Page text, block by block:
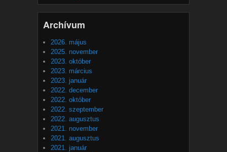
Archívum
2026. május
2025. november
2023. október
2023. március
2023. január
2022. december
2022. október
2022. szeptember
2022. augusztus
2021. november
2021. augusztus
2021. január